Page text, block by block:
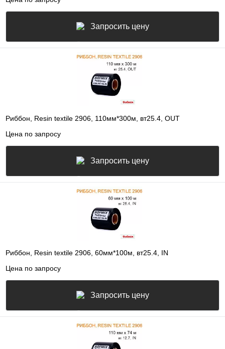
Запросить цену
Риббон, Resin textile 2906, 110мм*300м, вт25.4, OUT
Цена по запросу
Запросить цену
Риббон, Resin textile 2906, 60мм*100м, вт25.4, IN
Цена по запросу
Запросить цену